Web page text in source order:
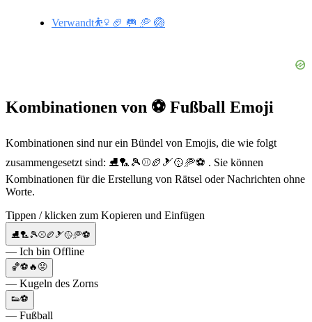
Verwandt⛹️‍♀️ 🏈 🥅 🥏 🏐
Kombinationen von ⚽ Fußball Emoji
Kombinationen sind nur ein Bündel von Emojis, die wie folgt
zusammengesetzt sind: ⛸🏸🎾⚾️🏉🎿🥎🥏⚽ . Sie können
Kombinationen für die Erstellung von Rätsel oder Nachrichten ohne
Worte.
Tippen / klicken zum Kopieren und Einfügen
⛸🏸🎾⚾️🏉🎿🥎🥏⚽
— Ich bin Offline
🏀⚽🔥😡
— Kugeln des Zorns
👟⚽
— Fußball